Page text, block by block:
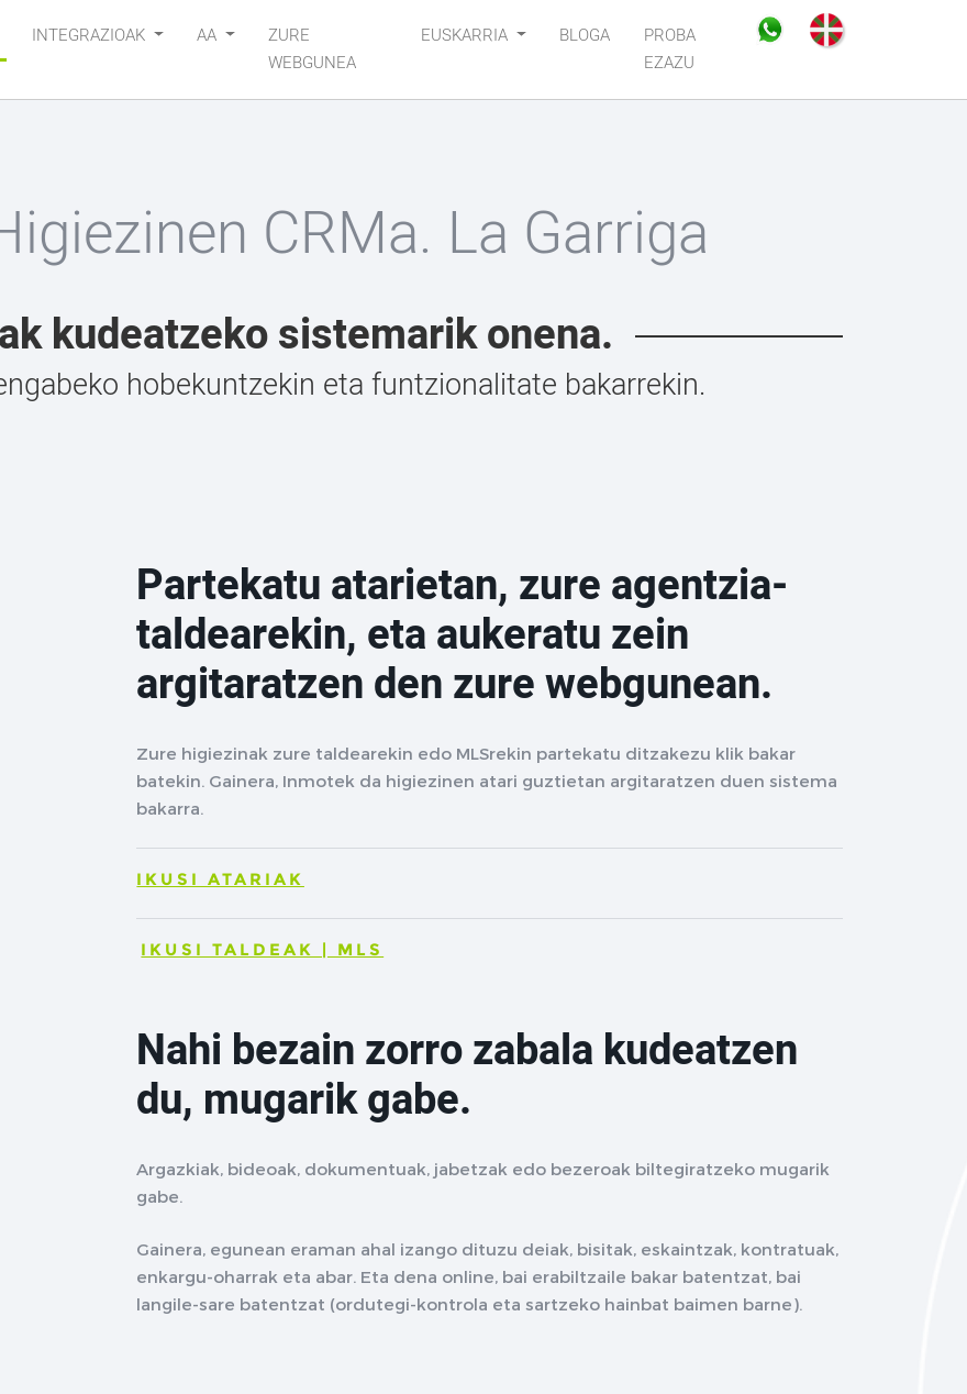
INTEGRAZIOAK AA
ZURE
WEBGUNEA
EUSKARRIA BLOGA
PROBA
EZAZU
CRMa. La Garriga
kudeatzeko sistemarik onena.
hobekuntzekin eta funtzionalitate bakarrekin.
Partekatu atarietan, zure agentzia-
taldearekin, eta aukeratu zein
argitaratzen den zure webgunean.
Zure higiezinak zure taldearekin edo MLSrekin partekatu ditzakezu klik bakar
batekin. Gainera, Inmotek da higiezinen atari guztietan argitaratzen duen sistema
bakarra.
IKUSI ATARIAK
IKUSI TALDEAK | MLS
Nahi bezain zorro zabala kudeatzen
du, mugarik gabe.
Argazkiak, bideoak, dokumentuak, jabetzak edo bezeroak biltegiratzeko mugarik
gabe.
Gainera, egunean eraman ahal izango dituzu deiak, bisitak, eskaintzak, kontratuak,
enkargu-oharrak eta abar. Eta dena online, bai erabiltzaile bakar batentzat, bai
langile-sare batentzat (ordutegi-kontrola eta sartzeko hainbat baimen barne).